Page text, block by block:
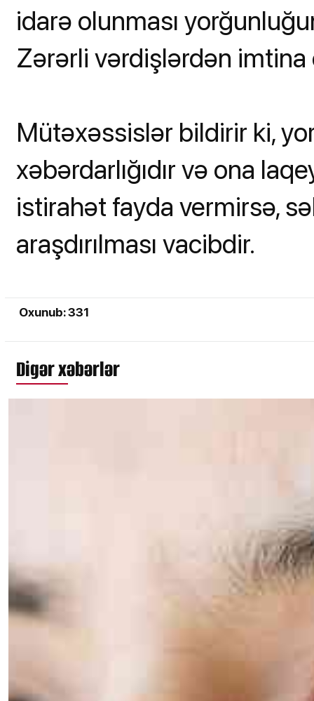
idarə olunması
Zərərli vərdişlərdən imtina
Mütəxəssislər bildirir ki,
xəbərdarlığıdır və ona
istirahət fayda vermirsə,
araşdırılması vacibdir.
Oxunub: 331
Digər xəbərlər